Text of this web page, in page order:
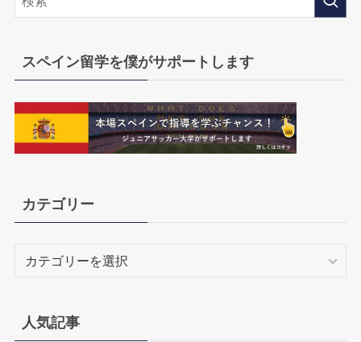
スペイン留学を僕がサポートします
カテゴリー
ー
人気記事